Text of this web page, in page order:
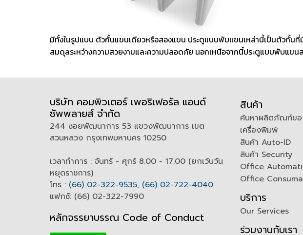
มีทั้งในรูปแบบ ตัวกั้นแขนเดียวหรือสองแขน ประตูแบบพับแขนเหล่านี้เป็นตัวกั้น
สมดุลระหว่างความสวยงามและความปลอดภัย นอกเหนือจากนี้ประตูแบบพับแขน
บริษัท คอมพิวเตอร์ เพอริเฟอรัล แอนด์
ซัพพลายส์ จำกัด
244 ซอยพัฒนาการ 53 แขวงพัฒนาการ เขต
สวนหลวง กรุงเทพมหานคร 10250
เวลาทำการ : จันทร์ - ศุกร์ 8.00 - 17.00 (ยกเว้นวัน
หยุดราชการ)
โทร : (66) 02-322-9535, (66) 02-722-4040
แฟกซ์: (66) 02-322-7990
หลักจรรยาบรรณ Code of Conduct
สินค้า
ค้นหาผลิตภัณฑ์ข
เครื่องพิมพ์
สินค้า Auto-ID
สินค้า Security
Office
Office
บริการ
Our Services
ร่วมงานกับเรา